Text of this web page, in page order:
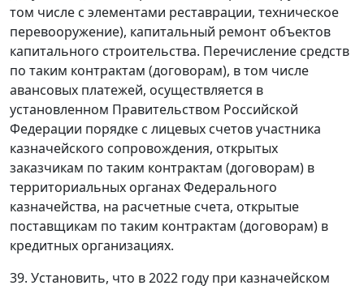
том числе с элементами реставрации, техническое
перевооружение), капитальный ремонт объектов
капитального строительства. Перечисление средств
по таким контрактам (договорам), в том числе
авансовых платежей, осуществляется в
установленном Правительством Российской
Федерации порядке с лицевых счетов участника
казначейского сопровождения, открытых
заказчикам по таким контрактам (договорам) в
территориальных органах Федерального
казначейства, на расчетные счета, открытые
поставщикам по таким контрактам (договорам) в
кредитных организациях.
39. Установить, что в 2022 году при казначейском